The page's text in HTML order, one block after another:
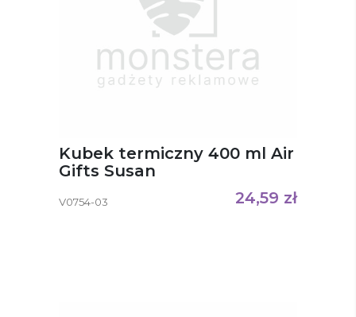
Kubek termiczny 400 ml Air
Gifts Susan
V0754-03 24,59 zł